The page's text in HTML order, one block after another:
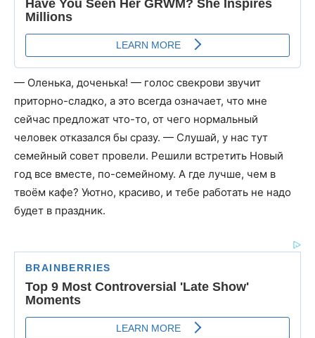
— Оленька, доченька! — голос свекрови звучит
приторно-сладко, а это всегда означает, что мне
сейчас предложат что-то, от чего нормальный
человек отказался бы сразу. — Слушай, у нас тут
семейный совет провели. Решили встретить Новый
год все вместе, по-семейному. А где лучше, чем в
твоём кафе? Уютно, красиво, и тебе работать не надо
будет в праздник.